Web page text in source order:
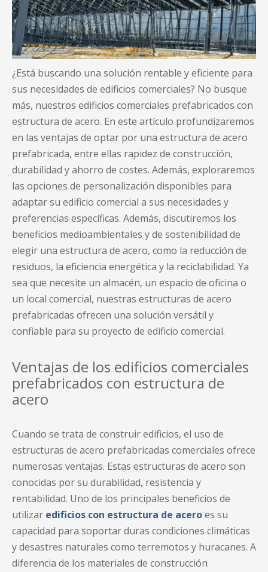
¿Está buscando una solución rentable y eficiente para
sus necesidades de edificios comerciales? No busque
más, nuestros edificios comerciales prefabricados con
estructura de acero. En este artículo profundizaremos
en las ventajas de optar por una estructura de acero
prefabricada, entre ellas rapidez de construcción,
durabilidad y ahorro de costes. Además, exploraremos
las opciones de personalización disponibles para
adaptar su edificio comercial a sus necesidades y
preferencias específicas. Además, discutiremos los
beneficios medioambientales y de sostenibilidad de
elegir una estructura de acero, como la reducción de
residuos, la eficiencia energética y la reciclabilidad. Ya
sea que necesite un almacén, un espacio de oficina o
un local comercial, nuestras estructuras de acero
prefabricadas ofrecen una solución versátil y
confiable para su proyecto de edificio comercial.
Ventajas de los edificios comerciales
prefabricados con estructura de
acero
Cuando se trata de construir edificios, el uso de
estructuras de acero prefabricadas comerciales ofrece
numerosas ventajas. Estas estructuras de acero son
conocidas por su durabilidad, resistencia y
rentabilidad. Uno de los principales beneficios de
utilizar edificios con estructura de aceroes su
capacidad para soportar duras condiciones climáticas
y desastres naturales como terremotos y huracanes. A
diferencia de los materiales de construcción